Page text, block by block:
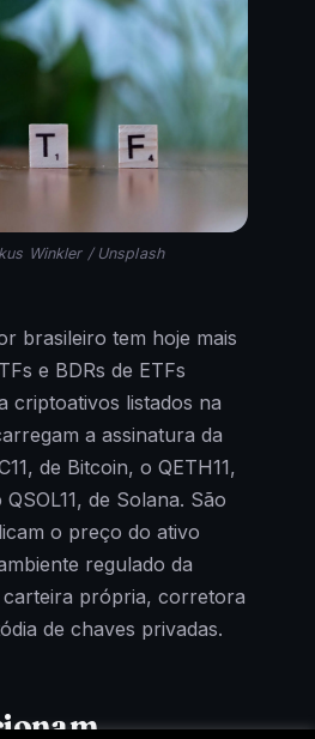
Winkler / Unsplash
brasileiro tem hoje mais
e BDRs de ETFs
criptoativos listados na
a assinatura da
de Bitcoin, o QETH11,
de Solana. São
o preço do ativo
regulado da
carteira própria, corretora
de chaves privadas.